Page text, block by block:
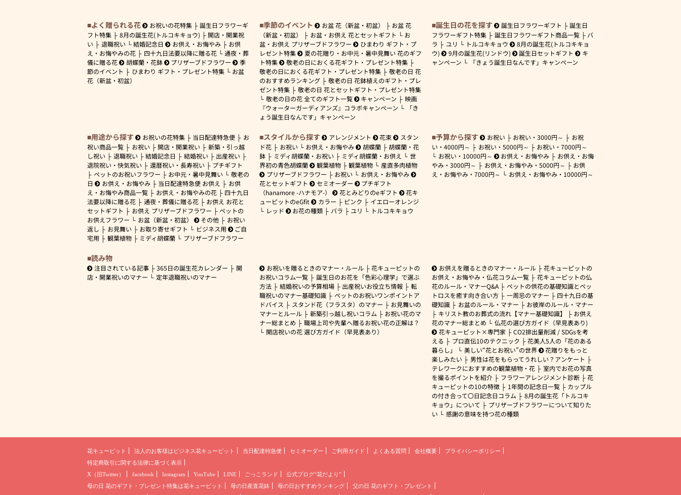
よく贈られる花 お祝いの花特集
誕生日フラワーギ
フト特集
8月の誕生花(トルコキキョウ)
開店・開業祝
い
退職祝い 結婚記念日 お供え・お悔やみ
お供
え・お悔やみの花
四十九日法要以降に贈る花
通夜・葬
儀に贈る花
胡蝶蘭・花鉢 プリザーブドフラワー
季
節のイベント
ひまわり ギフト・プレゼント特集
お盆
花（新盆・初盆）
季節のイベント お盆 花（新盆・初盆）
お盆 花
（新盆・初盆）
お盆・お供え 花とセットギフト
お
盆・お供え プリザーブドフラワー
ひまわり ギフト・プ
レゼント特集
夏の花贈り・お中元・暑中見舞い 花のギフ
ト特集
敬老の日におくる花ギフト・プレゼント特集
敬老の日におくる花ギフト・プレゼント特集
敬老の日 花
のおすすめランキング
敬老の日 花鉢植えのギフト・プレ
ゼント特集
敬老の日 花とセットギフト・プレゼント特集
敬老の日の花 全てのギフト一覧
キャンペーン
映画
『ウォーターガーディアンズ』コラボキャンペーン
「き
ょう誕生日なんです」キャンペーン
誕生日の花を探す 誕生日フラワーギフト
誕生日
フラワーギフト特集
誕生日フラワーギフト商品一覧
バ
ラ
ユリ トルコキキョウ
8月の誕生花(トルコキキョ
ウ)
9月の誕生花(リンドウ) 誕生日セットギフト
キ
ャンペーン
「きょう誕生日なんです」キャンペーン
用途から探す お祝いの花特集 当日配達特急便
お
祝い商品一覧
お祝い 開店・開業祝い
新築・引っ越
し祝い
退職祝い 結婚記念日 結婚祝い
出産祝い
退院祝い・快気祝い
還暦祝い・長寿祝い
プチギフト
ペットのお祝いフラワー
お中元・暑中見舞い
敬老の
日
お供え・お悔やみ 当日配達特急便 お供え
お供
え・お悔やみ商品一覧
お供え・お悔やみの花
四十九日
法要以降に贈る花
通夜・葬儀に贈る花
お供え お花と
セットギフト
お供え プリザーブドフラワー
ペットの
お供えフラワー
お盆（新盆・初盆） その他
お祝い
返し
お見舞い お取り寄せギフト ビジネス用
ご自
宅用
観葉植物 ミディ胡蝶蘭 プリザーブドフラワー
スタイルから探す アレンジメント 花束
スタン
ド花
お祝い お供え・お悔やみ 胡蝶蘭
胡蝶蘭・花
鉢
ミディ胡蝶蘭・お祝い ミディ胡蝶蘭・お供え
世
界初の青色胡蝶蘭
観葉植物 観葉植物
産直多肉植物
プリザーブドフラワー
お祝い
お供え・お悔やみ
花とセットギフト
セミオーダー
プチギフト
（hanamore -ハナモア-）
花とみどりのeギフト
花キ
ューピットのeGfit
カラー ピンク
イエローオレンジ
レッド
お花の種類 バラ ユリ トルコキキョウ
予算から探す お祝い お祝い・3000円～
お祝
い・ 4000円～ お祝い・ 5000円～ お祝い・7000円～
お祝い・ 10000円～ お供え・お悔やみ
お供え・お悔
やみ・ 3000円～ お供え・お悔やみ・ 5000円～
お供
え・お悔やみ・ 7000円～ お供え・お悔やみ・ 10000円～
読み物
注目されている記事 365日の誕生花カレンダー
開
店・開業祝いのマナー
定年退職祝いのマナー
お祝いを贈るときのマナー・ルール
花キューピットの
お祝いコラム一覧
誕生日のお花を「色彩心理学」で選ぶ
方法
結婚祝いの予算相場 出産祝いお役立ち情報
転
職祝いのマナー基礎知識
ペットのお祝いワンポイントア
ドバイス
スタンド花（フラスタ）のマナー
お見舞いの
マナーとルール
新築引っ越し祝いコラム
お祝い花のマ
ナー総まとめ
職場上司や先輩へ贈るお祝い花の正解は？
開店祝いの花 選び方ガイド（早見表あり）
お供えを贈るときのマナー・ルール
花キューピットの
お供え・お悔やみ・仏花コラム一覧
花キューピットの仏
花のルール・マナーQ&A
ペットの供花の基礎知識とペッ
トロスを癒す向き合い方
一周忌のマナー
四十九日の基
礎知識
お盆のルール・マナー
お彼岸のルール・マナー
キリスト教のお葬式の流れ【マナー基礎知識】
お供え
花のマナー総まとめ
仏花の選び方ガイド（早見表あり)
花キューピット×専門家
CO2排出量削減 / SDGsを考
える
プロ直伝10のテクニック
花美人5人の「花のある
暮らし」
美しい“花とお祝い”の世界
花贈りをもっと
楽しみたい
男性は花をもらってうれしい？アンケート
テレワークにおすすめの観葉植物・花
室内でお花の写真
を撮るポイントを紹介
フラワーアレンジメント診断
花
キューピットの10の特徴
1年間の記念日一覧
カップル
の付き合って〇日記念日コラム
8月の誕生花「トルコキ
キョウ」について
プリザーブドフラワーについて知りた
い
感謝の意味を持つ花の種類
花キューピット 法人のお客様は ビジネス花キューピット 当日配達特急便 セミオーダー ご利用ガイド よくある質問 会社概要
プライバシーポリシー
特定商取引に関する法律に基づく表示
X（旧Twitter）
facebook Instagram YouTube LINE ごっこランド
公式ブログ“花だより”
母の日 花のギフト・プレゼント 特集は花キューピット 母の日産直花鉢 母の日おすすめランキング
父の日 花のギフト・プレゼント